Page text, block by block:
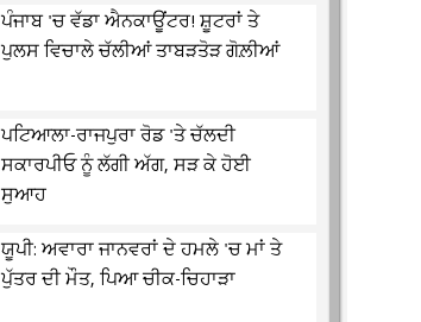
ਪੰਜਾਬ 'ਚ ਵੱਡਾ ਐਨਕਾਊਂਟਰ! ਸ਼ੂਟਰਾਂ ਤੇ
ਪੁਲਸ ਵਿਚਾਲੇ ਚੱਲੀਆਂ ਤਾਬੜਤੋੜ ਗੋਲ਼ੀਆਂ
ਪਟਿਆਲਾ-ਰਾਜਪੁਰਾ ਰੋਡ 'ਤੇ ਚੱਲਦੀ
ਸਕਾਰਪੀਓ ਨੂੰ ਲੱਗੀ ਅੱਗ, ਸੜ ਕੇ ਹੋਈ
ਸੁਆਹ
ਯੂਪੀ: ਅਵਾਰਾ ਜਾਨਵਰਾਂ ਦੇ ਹਮਲੇ 'ਚ ਮਾਂ ਤੇ
ਪੁੱਤਰ ਦੀ ਮੌਤ, ਪਿਆ ਚੀਕ-ਚਿਹਾੜਾ